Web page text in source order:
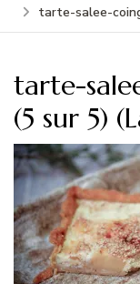
tarte-salee-
tarte-
(5 sur 5)